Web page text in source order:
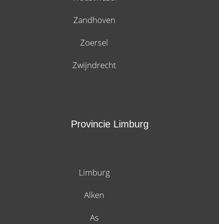
Zandhoven
Zoersel
Zwijndrecht
Provincie Limburg
Limburg
Alken
As